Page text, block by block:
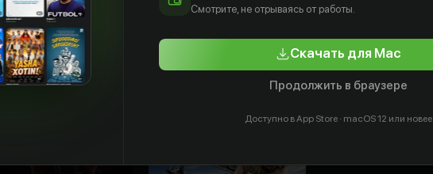
Актёр
Смотрите, не отрываясь от работы.
Скачать для Mac
Продолжить в браузере
Доступно в App Store · macOS 12 или новее